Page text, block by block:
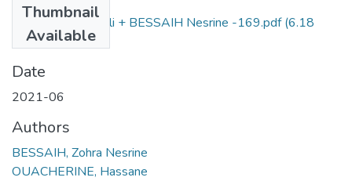
Thumbnail
Available
BENZEROUAL Ali + BESSAIH Nesrine -169.pdf(6.18
MB)
Date
2021-06
Authors
BESSAIH, Zohra Nesrine
OUACHERINE, Hassane